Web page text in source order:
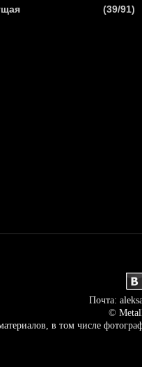
(39/91)
Почта:
©
в том числе